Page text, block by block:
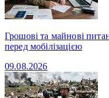
Грошові та майнові
перед мобілізацією
09.08.2026